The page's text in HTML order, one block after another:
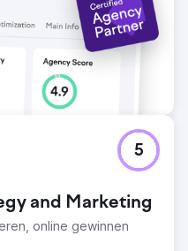
and Marketing
online gewinnen
5